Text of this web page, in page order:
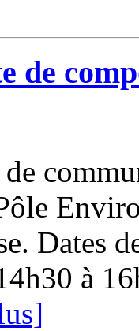
de
Dates
à